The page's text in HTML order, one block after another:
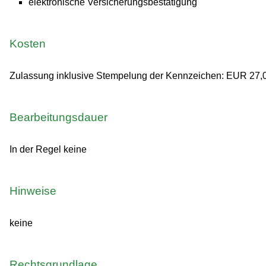
Kosten
Zulassung inklusive Stempelung der Kennzeichen: EUR
Bearbeitungsdauer
In der Regel keine
Hinweise
keine